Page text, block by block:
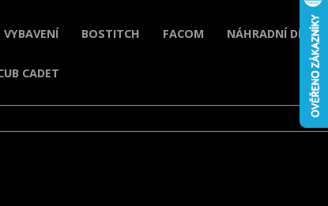
VYBAVENÍ BOSTITCH FACOM NÁHRADNÍ DÍLY
CADET